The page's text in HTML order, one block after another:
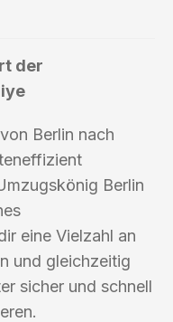
der
Berlin nach
Berlin
eine Vielzahl an
und gleichzeitig
sicher und schnell